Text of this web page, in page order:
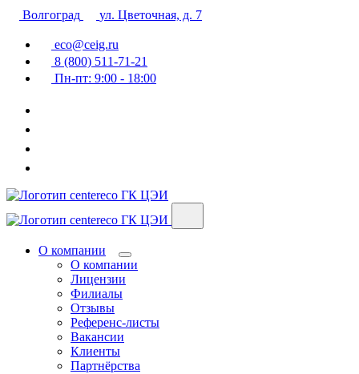
Волгоград ул. Цветочная, д. 7
eco@ceig.ru
8 (800) 511-71-21
Пн-пт: 9:00 - 18:00
ГК ЦЭИ
ГК ЦЭИ
О компании
О компании
Лицензии
Филиалы
Отзывы
Референс-листы
Вакансии
Клиенты
Партнёрства